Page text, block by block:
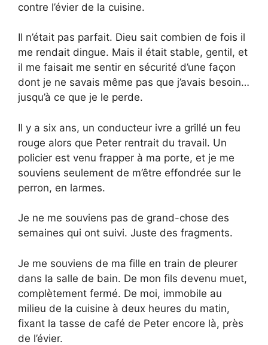
contre l’évier de la cuisine.
Il n’était pas parfait. Dieu sait combien de fois il
me rendait dingue. Mais il était stable, gentil, et
il me faisait me sentir en sécurité d’une façon
dont je ne savais même pas que j’avais besoin…
jusqu’à ce que je le perde.
Il y a six ans, un conducteur ivre a grillé un feu
rouge alors que Peter rentrait du travail. Un
policier est venu frapper à ma porte, et je me
souviens seulement de m’être effondrée sur le
perron, en larmes.
Je ne me souviens pas de grand-chose des
semaines qui ont suivi. Juste des fragments.
Je me souviens de ma fille en train de pleurer
dans la salle de bain. De mon fils devenu muet,
complètement fermé. De moi, immobile au
milieu de la cuisine à deux heures du matin,
fixant la tasse de café de Peter encore là, près
de l’évier.